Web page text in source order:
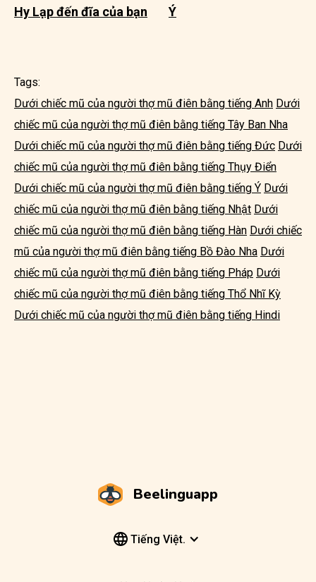
Hy Lạp đến đĩa của bạn
Ý
Tags:
Dưới chiếc mũ của người thợ mũ điên bằng tiếng Anh Dưới
chiếc mũ của người thợ mũ điên bằng tiếng Tây Ban Nha
Dưới chiếc mũ của người thợ mũ điên bằng tiếng Đức Dưới
chiếc mũ của người thợ mũ điên bằng tiếng Thụy Điển
Dưới chiếc mũ của người thợ mũ điên bằng tiếng Ý Dưới
chiếc mũ của người thợ mũ điên bằng tiếng Nhật Dưới
chiếc mũ của người thợ mũ điên bằng tiếng Hàn Dưới chiếc
mũ của người thợ mũ điên bằng tiếng Bồ Đào Nha Dưới
chiếc mũ của người thợ mũ điên bằng tiếng Pháp Dưới
chiếc mũ của người thợ mũ điên bằng tiếng Thổ Nhĩ Kỳ
Dưới chiếc mũ của người thợ mũ điên bằng tiếng Hindi
Beelinguapp
Tiếng Việt.